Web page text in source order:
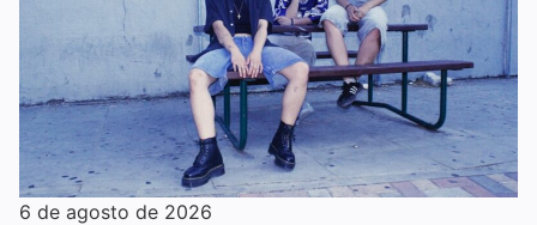
6 de agosto de 2026